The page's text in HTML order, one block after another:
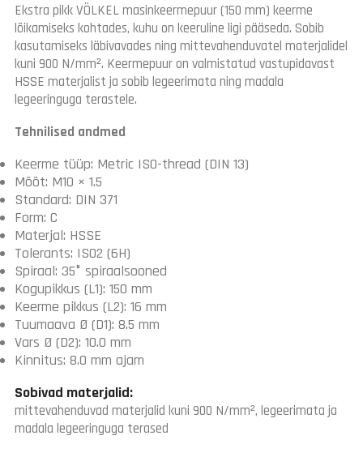
Ekstra pikk VÖLKEL masinkeermepuur (150 mm) keerme
lõikamiseks kohtades, kuhu on keeruline ligi pääseda. Sobib
kasutamiseks läbivavades ning mittevahenduvatel materjalidel
kuni 900 N/mm². Keermepuur on valmistatud vastupidavast
HSSE materjalist ja sobib legeerimata ning madala
legeeringuga terastele.
Tehnilised andmed
Keerme tüüp: Metric ISO-thread (DIN 13)
Mõõt: M10 × 1.5
Standard: DIN 371
Form: C
Materjal: HSSE
Tolerants: ISO2 (6H)
Spiraal: 35° spiraalsooned
Kogupikkus (L1): 150 mm
Keerme pikkus (L2): 16 mm
Tuumaava Ø (D1): 8.5 mm
Vars Ø (D2): 10.0 mm
Kinnitus: 8.0 mm ajam
Sobivad materjalid:
mittevahenduvad materjalid kuni 900 N/mm², legeerimata ja
madala legeeringuga terased